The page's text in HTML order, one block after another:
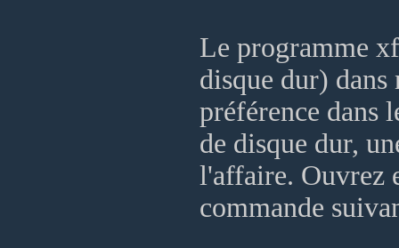
Le programme
disque dur)
préférence dans
de disque dur,
l'affaire. Ouvrez
commande